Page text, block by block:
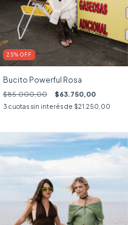
25% OFF
Bucito Powerful Rosa
$85.000,00 $63.750,00
3 cuotas sin interés de $21.250,00